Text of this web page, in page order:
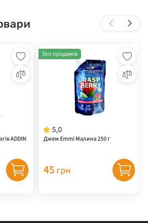
ADDIN
5,0
Джем Emmi Малина 250 г
Топ продажів
45 грн